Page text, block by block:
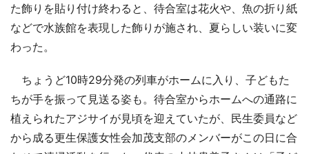
た飾りを貼り付け終わると、待合室は花火や、魚の折り紙
などで水族館を表現した飾りが施され、夏らしい装いに変
わった。
ちょうど10時29分発の列車がホームに入り、子どもた
ちが手を振って見送る姿も。待合室からホームへの通路に
植えられたアジサイが見頃を迎えていたが、民生委員など
から成る更生保護女性会加茂支部のメンバーがこの日に合